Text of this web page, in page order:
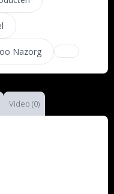
Nazorg
Video (0)